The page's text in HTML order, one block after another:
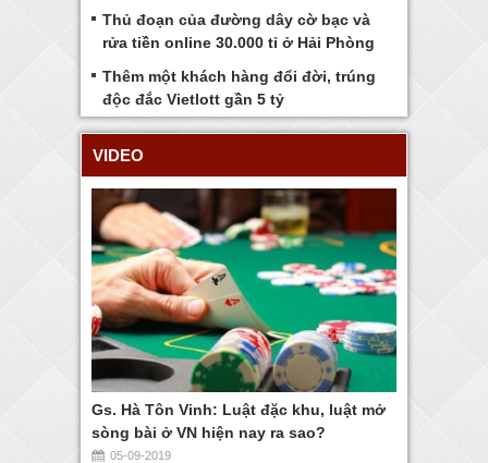
Thủ đoạn của đường dây cờ bạc và
rửa tiền online 30.000 tỉ ở Hải Phòng
Thêm một khách hàng đổi đời, trúng
độc đắc Vietlott gần 5 tỷ
VIDEO
Gs. Hà Tôn Vinh: Luật đặc khu, luật mở
sòng bài ở VN hiện nay ra sao?
05-09-2019